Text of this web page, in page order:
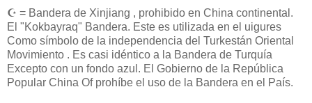
☪ = Bandera de Xinjiang , prohibido en China continental.
El "Kokbayraq" Bandera. Este es utilizada en el uigures
Como símbolo de la independencia del Turkestán Oriental
Movimiento . Es casi idéntico a la Bandera de Turquía
Excepto con un fondo azul. El Gobierno de la República
Popular China Of prohíbe el uso de la Bandera en el País.